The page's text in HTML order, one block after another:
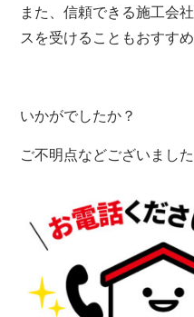
また、信頼できる施工会
スを受けることもおすすめ
いかがでしたか？
ご不明点などございまし